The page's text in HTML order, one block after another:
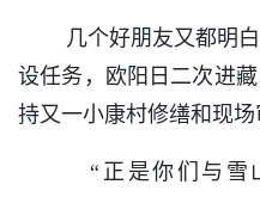
几个好朋友又都明白
设任务，欧阳日二次进
持又一小康村修缮和现
“正是你们与雪山